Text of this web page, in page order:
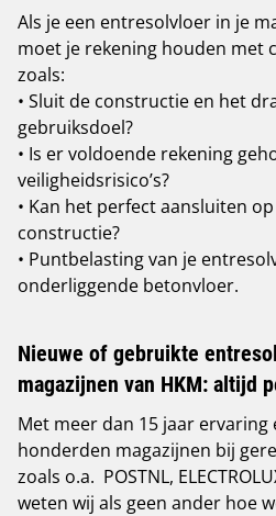
Als je een entresolvloer in je
moet je rekening houden met
zoals:
• Sluit de constructie en het
gebruiksdoel?
• Is er voldoende rekening
veiligheidsrisico’s?
• Kan het perfect aansluiten
constructie?
• Puntbelasting van je
onderliggende betonvloer.
Nieuwe of gebruikte
magazijnen van HKM: altijd
Met meer dan 15 jaar
honderden magazijnen bij
zoals o.a. POSTNL,
weten wij als geen ander hoe